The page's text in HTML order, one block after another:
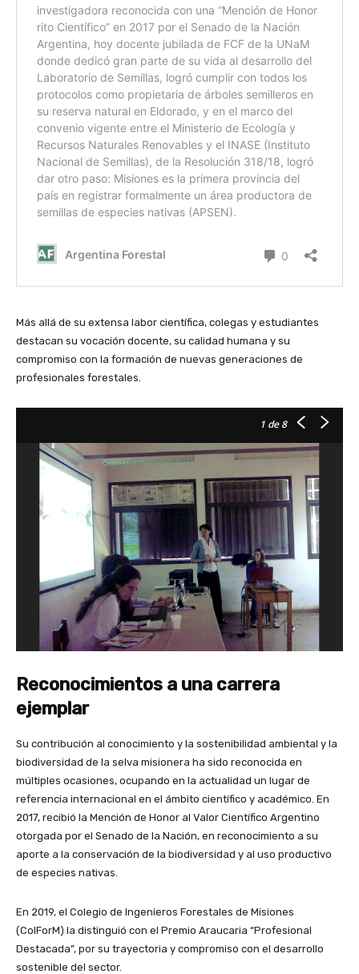
Más allá de su extensa labor científica, colegas y estudiantes
destacan su vocación docente, su calidad humana y su
compromiso con la formación de nuevas generaciones de
profesionales forestales.
1 de 8
Reconocimientos a una carrera
ejemplar
Su contribución al conocimiento y la sostenibilidad ambiental y la
biodiversidad de la selva misionera ha sido reconocida en
múltiples ocasiones, ocupando en la actualidad un lugar de
referencia internacional en el ámbito científico y académico. En
2017, recibió la Mención de Honor al Valor Científico Argentino
otorgada por el Senado de la Nación, en reconocimiento a su
aporte a la conservación de la biodiversidad y al uso productivo
de especies nativas.
En 2019, el Colegio de Ingenieros Forestales de Misiones
(CoIForM) la distinguió con el Premio Araucaria “Profesional
Destacada”, por su trayectoria y compromiso con el desarrollo
sostenible del sector.